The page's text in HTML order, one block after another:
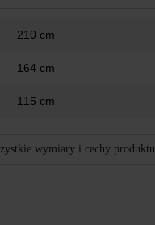
210 cm
164 cm
115 cm
wymiary i cechy produktu